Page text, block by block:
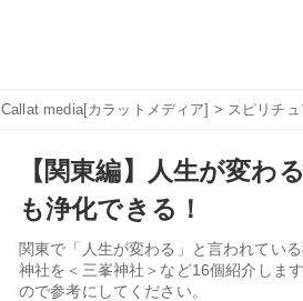
Callat media[カラットメディア] > スピリチ
【関東編】人生が変わ
も浄化できる！
関東で「人生が変わる」と言われてい
神社を＜三峯神社＞など16個紹介しま
ので参考にしてください。